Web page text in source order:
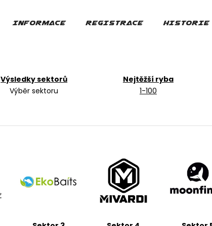
INFORMACE REGISTRACE HISTORIE
Výsledky sektorů
Výběr sektoru
Nejtěžší ryba
1-100